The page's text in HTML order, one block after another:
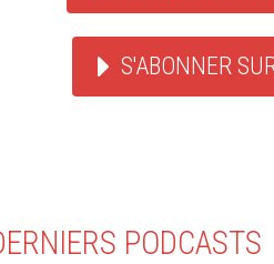
S'ABONNER
PODCASTS